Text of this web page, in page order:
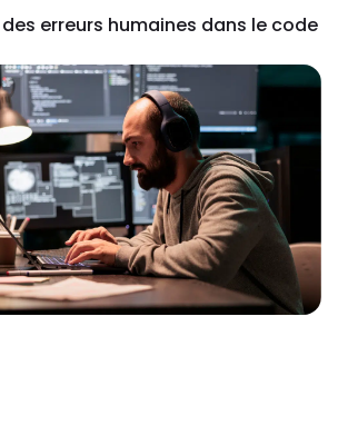
erreurs humaines dans le code